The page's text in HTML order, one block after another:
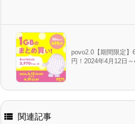
povo2.0【期間限定
円！2024年4月12日
 関連記事